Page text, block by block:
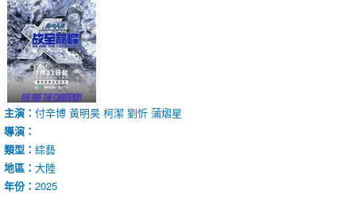
主演： 付辛博 黃明昊 柯潔 劉忻 蒲熠星
導演：
類型： 綜藝
地區： 大陸
年份： 2025